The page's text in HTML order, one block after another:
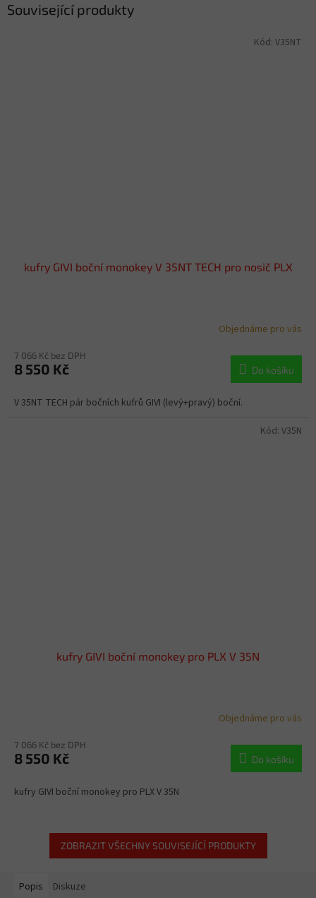
Související produkty
kufry GIVI boční monokey V 35NT TECH pro nosič PLX
Objednáme pro vás
7 066 Kč bez DPH
8 550 Kč Do košíku
V 35NT TECH pár bočních kufrů GIVI (levý+pravý) boční.
Kód: V35NT
kufry GIVI boční monokey pro PLX V 35N
Objednáme pro vás
7 066 Kč bez DPH
8 550 Kč Do košíku
kufry GIVI boční monokey pro PLX V 35N
Kód: V35N
ZOBRAZIT VŠECHNY SOUVISEJÍCÍ PRODUKTY
Popis Diskuze